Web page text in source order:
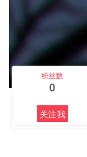
粉丝数
0
关注我